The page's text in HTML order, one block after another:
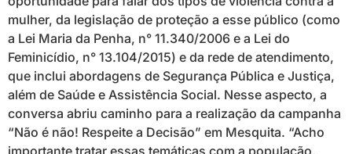
mulher, da legislação de proteção a esse público (como
a Lei Maria da Penha, n° 11.340/2006 e a Lei do
Feminicídio, n° 13.104/2015) e da rede de atendimento,
que inclui abordagens de Segurança Pública e Justiça,
além de Saúde e Assistência Social. Nesse aspecto, a
conversa abriu caminho para a realização da campanha
“Não é não! Respeite a Decisão” em Mesquita. “Acho